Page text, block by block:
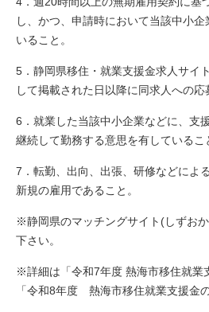
し、かつ、申請時において当該中小
いること。
5．静岡県移住・就業支援金求人サイ
して掲載された日以降に同求人への応
6．就業した当該中小企業などに、支
継続して勤務する意思を有しているこ
7．転勤、出向、出張、研修などによ
新規の雇用であること。
※静岡県のマッチングサイト(しずお
下さい。
※詳細は「令和7年度 熱海市移住就業
「令和8年度 熱海市移住就業支援金